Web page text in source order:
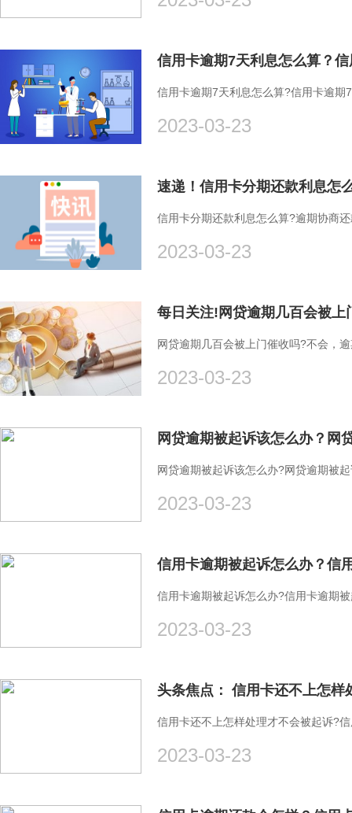
信用卡逾期7天利息怎么算？
信用卡逾期7天利息怎么算?信用卡逾期
2023-03-23
速递！信用卡分期还款利息怎
信用卡分期还款利息怎么算?逾期协商
2023-03-23
每日关注!网贷逾期几百会被
网贷逾期几百会被上门催收吗?不会，
2023-03-23
网贷逾期被起诉该怎么办？网
网贷逾期被起诉该怎么办?网贷逾期被
2023-03-23
信用卡逾期被起诉怎么办？信
信用卡逾期被起诉怎么办?信用卡逾期
2023-03-23
信用卡还不上怎样处理才不会被起诉?
2023-03-23